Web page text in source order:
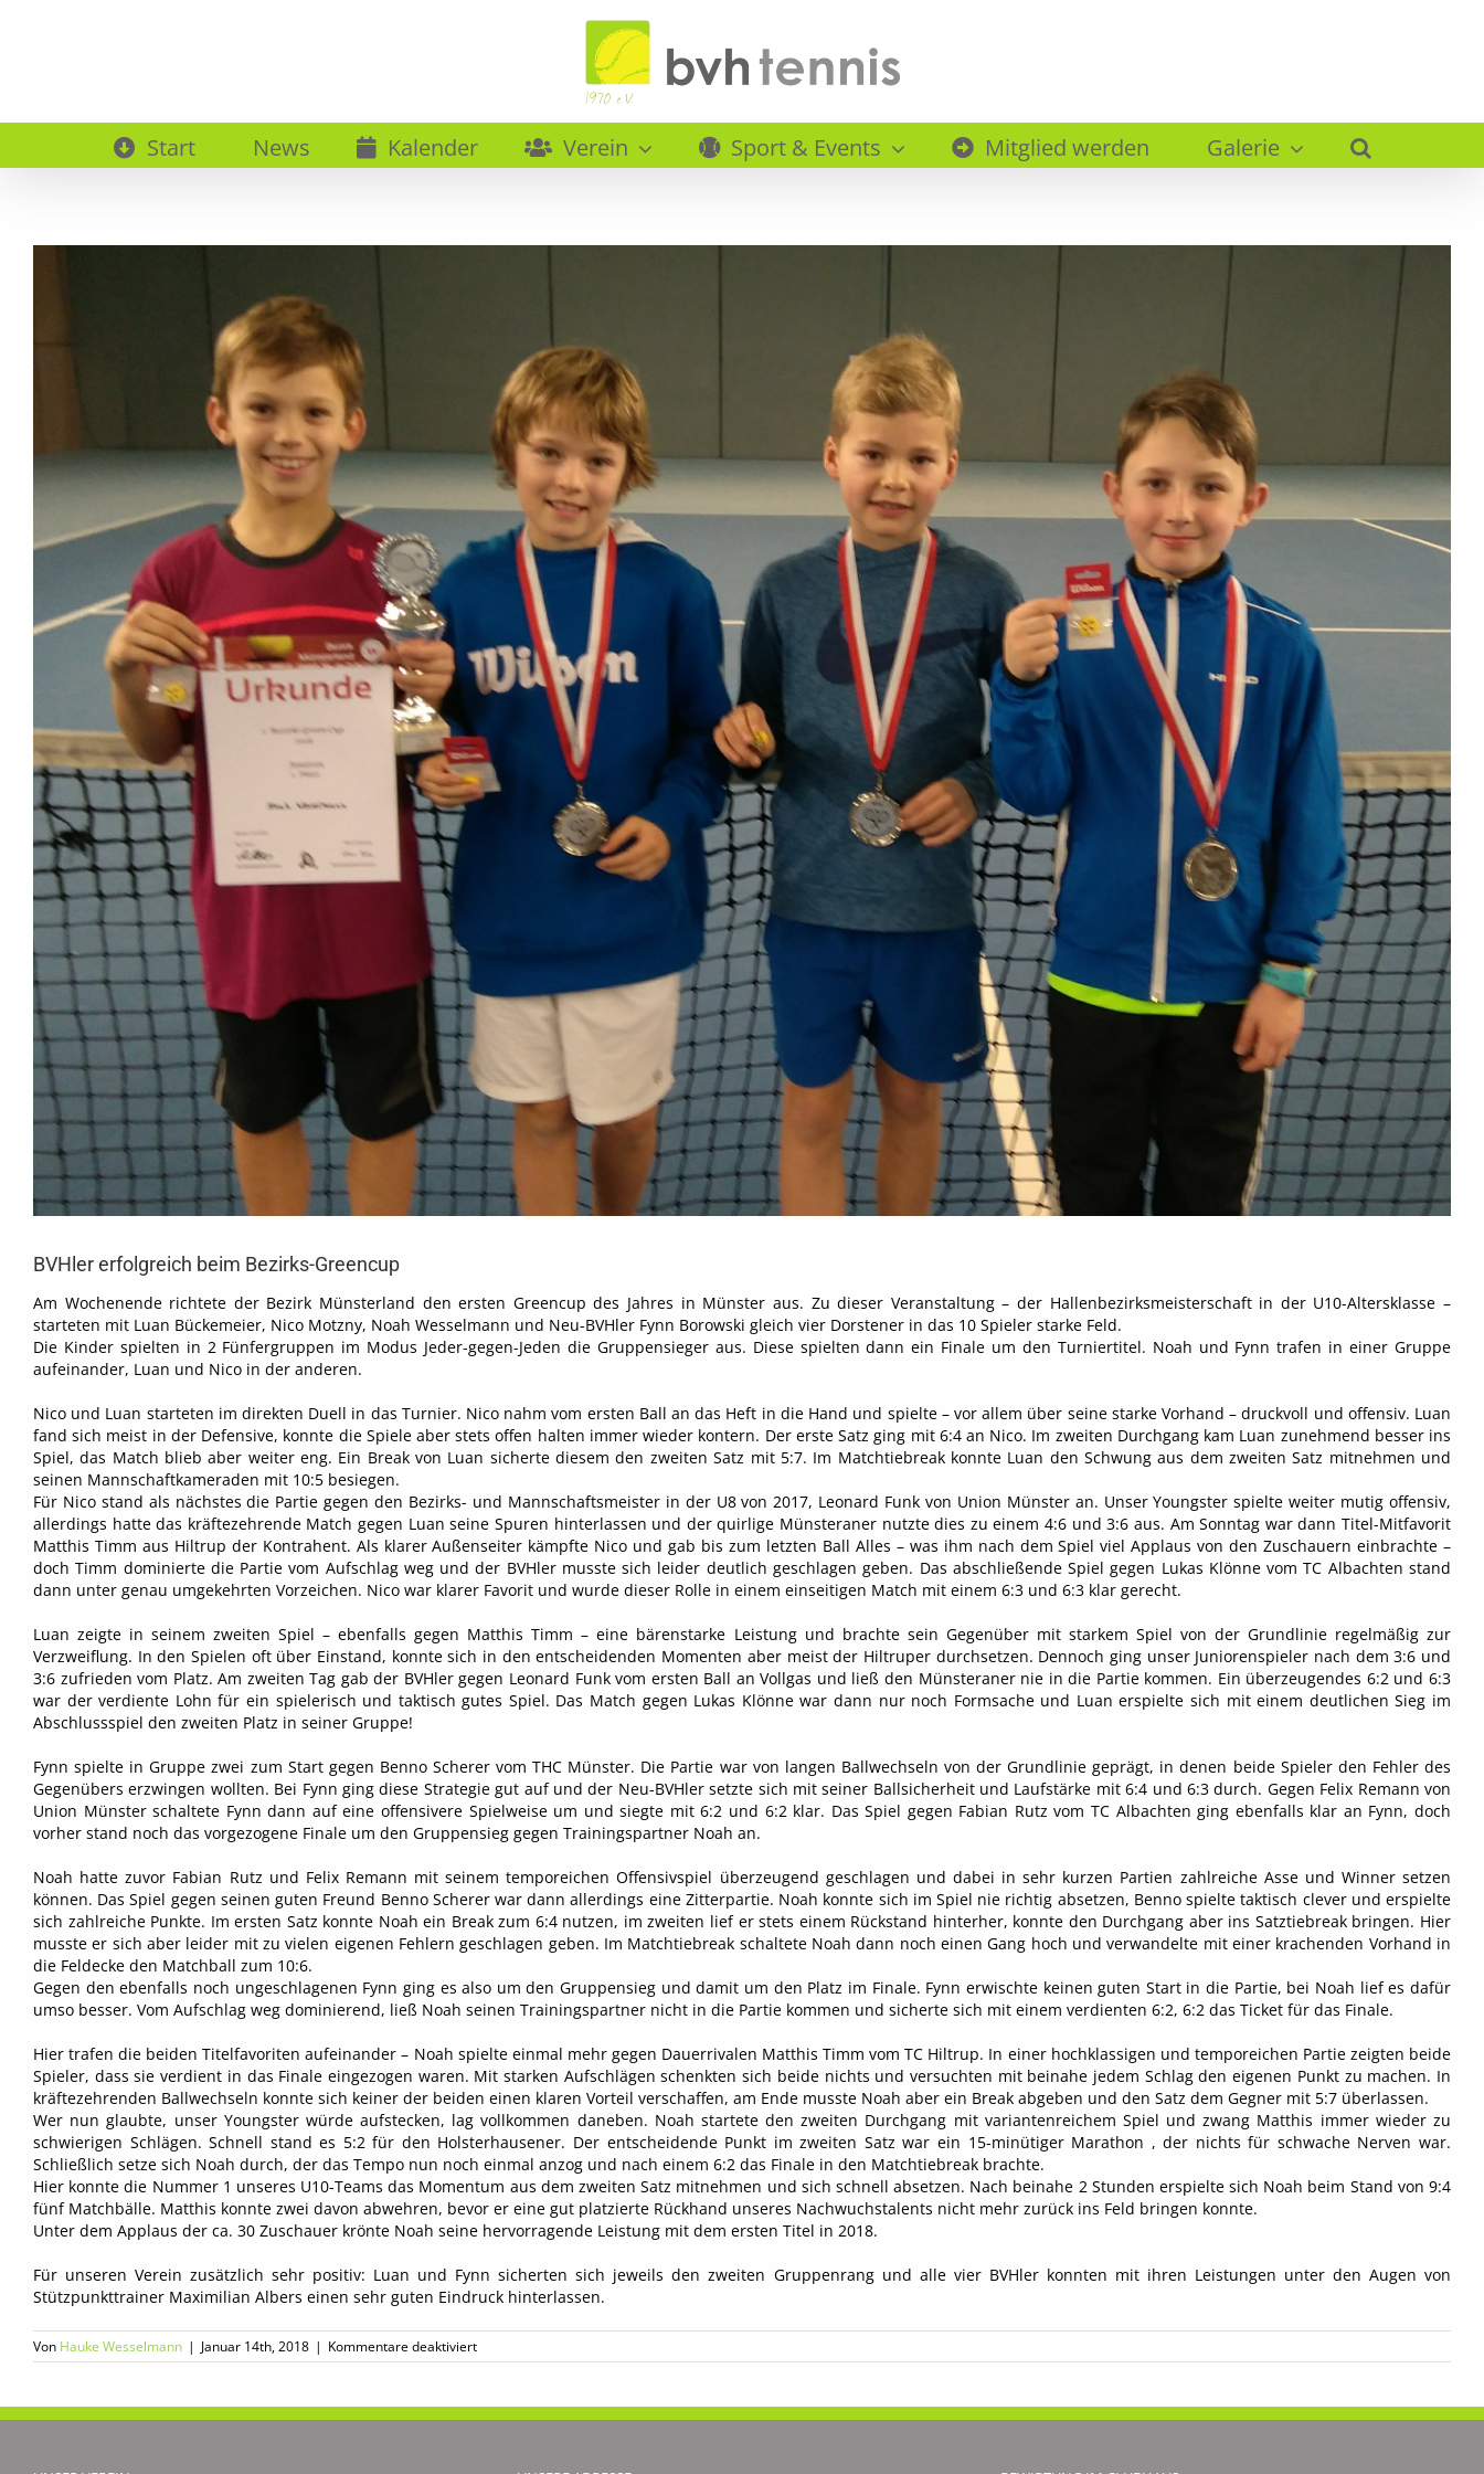
Start News Kalender Verein Sport & Events Mitglied werden Galerie
BVHler erfolgreich beim Bezirks-Greencup
Am Wochenende richtete der Bezirk Münsterland den ersten Greencup des Jahres in Münster aus. Zu dieser Veranstaltung – der Hallenbezirksmeisterschaft in der U10-Altersklasse –
starteten mit Luan Bückemeier, Nico Motzny, Noah Wesselmann und Neu-BVHler Fynn Borowski gleich vier Dorstener in das 10 Spieler starke Feld.
Die Kinder spielten in 2 Fünfergruppen im Modus Jeder-gegen-Jeden die Gruppensieger aus. Diese spielten dann ein Finale um den Turniertitel. Noah und Fynn trafen in einer Gruppe
aufeinander, Luan und Nico in der anderen.
Nico und Luan starteten im direkten Duell in das Turnier. Nico nahm vom ersten Ball an das Heft in die Hand und spielte – vor allem über seine starke Vorhand – druckvoll und offensiv. Luan
fand sich meist in der Defensive, konnte die Spiele aber stets offen halten immer wieder kontern. Der erste Satz ging mit 6:4 an Nico. Im zweiten Durchgang kam Luan zunehmend besser ins
Spiel, das Match blieb aber weiter eng. Ein Break von Luan sicherte diesem den zweiten Satz mit 5:7. Im Matchtiebreak konnte Luan den Schwung aus dem zweiten Satz mitnehmen und
seinen Mannschaftkameraden mit 10:5 besiegen.
Für Nico stand als nächstes die Partie gegen den Bezirks- und Mannschaftsmeister in der U8 von 2017, Leonard Funk von Union Münster an. Unser Youngster spielte weiter mutig offensiv,
allerdings hatte das kräftezehrende Match gegen Luan seine Spuren hinterlassen und der quirlige Münsteraner nutzte dies zu einem 4:6 und 3:6 aus. Am Sonntag war dann Titel-Mitfavorit
Matthis Timm aus Hiltrup der Kontrahent. Als klarer Außenseiter kämpfte Nico und gab bis zum letzten Ball Alles – was ihm nach dem Spiel viel Applaus von den Zuschauern einbrachte –
doch Timm dominierte die Partie vom Aufschlag weg und der BVHler musste sich leider deutlich geschlagen geben. Das abschließende Spiel gegen Lukas Klönne vom TC Albachten stand
dann unter genau umgekehrten Vorzeichen. Nico war klarer Favorit und wurde dieser Rolle in einem einseitigen Match mit einem 6:3 und 6:3 klar gerecht.
Luan zeigte in seinem zweiten Spiel – ebenfalls gegen Matthis Timm – eine bärenstarke Leistung und brachte sein Gegenüber mit starkem Spiel von der Grundlinie regelmäßig zur
Verzweiflung. In den Spielen oft über Einstand, konnte sich in den entscheidenden Momenten aber meist der Hiltruper durchsetzen. Dennoch ging unser Juniorenspieler nach dem 3:6 und
3:6 zufrieden vom Platz. Am zweiten Tag gab der BVHler gegen Leonard Funk vom ersten Ball an Vollgas und ließ den Münsteraner nie in die Partie kommen. Ein überzeugendes 6:2 und 6:3
war der verdiente Lohn für ein spielerisch und taktisch gutes Spiel. Das Match gegen Lukas Klönne war dann nur noch Formsache und Luan erspielte sich mit einem deutlichen Sieg im
Abschlussspiel den zweiten Platz in seiner Gruppe!
Fynn spielte in Gruppe zwei zum Start gegen Benno Scherer vom THC Münster. Die Partie war von langen Ballwechseln von der Grundlinie geprägt, in denen beide Spieler den Fehler des
Gegenübers erzwingen wollten. Bei Fynn ging diese Strategie gut auf und der Neu-BVHler setzte sich mit seiner Ballsicherheit und Laufstärke mit 6:4 und 6:3 durch. Gegen Felix Remann von
Union Münster schaltete Fynn dann auf eine offensivere Spielweise um und siegte mit 6:2 und 6:2 klar. Das Spiel gegen Fabian Rutz vom TC Albachten ging ebenfalls klar an Fynn, doch
vorher stand noch das vorgezogene Finale um den Gruppensieg gegen Trainingspartner Noah an.
Noah hatte zuvor Fabian Rutz und Felix Remann mit seinem temporeichen Offensivspiel überzeugend geschlagen und dabei in sehr kurzen Partien zahlreiche Asse und Winner setzen
können. Das Spiel gegen seinen guten Freund Benno Scherer war dann allerdings eine Zitterpartie. Noah konnte sich im Spiel nie richtig absetzen, Benno spielte taktisch clever und erspielte
sich zahlreiche Punkte. Im ersten Satz konnte Noah ein Break zum 6:4 nutzen, im zweiten lief er stets einem Rückstand hinterher, konnte den Durchgang aber ins Satztiebreak bringen. Hier
musste er sich aber leider mit zu vielen eigenen Fehlern geschlagen geben. Im Matchtiebreak schaltete Noah dann noch einen Gang hoch und verwandelte mit einer krachenden Vorhand in
die Feldecke den Matchball zum 10:6.
Gegen den ebenfalls noch ungeschlagenen Fynn ging es also um den Gruppensieg und damit um den Platz im Finale. Fynn erwischte keinen guten Start in die Partie, bei Noah lief es dafür
umso besser. Vom Aufschlag weg dominierend, ließ Noah seinen Trainingspartner nicht in die Partie kommen und sicherte sich mit einem verdienten 6:2, 6:2 das Ticket für das Finale.
Hier trafen die beiden Titelfavoriten aufeinander – Noah spielte einmal mehr gegen Dauerrivalen Matthis Timm vom TC Hiltrup. In einer hochklassigen und temporeichen Partie zeigten beide
Spieler, dass sie verdient in das Finale eingezogen waren. Mit starken Aufschlägen schenkten sich beide nichts und versuchten mit beinahe jedem Schlag den eigenen Punkt zu machen. In
kräftezehrenden Ballwechseln konnte sich keiner der beiden einen klaren Vorteil verschaffen, am Ende musste Noah aber ein Break abgeben und den Satz dem Gegner mit 5:7 überlassen.
Wer nun glaubte, unser Youngster würde aufstecken, lag vollkommen daneben. Noah startete den zweiten Durchgang mit variantenreichem Spiel und zwang Matthis immer wieder zu
schwierigen Schlägen. Schnell stand es 5:2 für den Holsterhausener. Der entscheidende Punkt im zweiten Satz war ein 15-minütiger Marathon , der nichts für schwache Nerven war.
Schließlich setze sich Noah durch, der das Tempo nun noch einmal anzog und nach einem 6:2 das Finale in den Matchtiebreak brachte.
Hier konnte die Nummer 1 unseres U10-Teams das Momentum aus dem zweiten Satz mitnehmen und sich schnell absetzen. Nach beinahe 2 Stunden erspielte sich Noah beim Stand von 9:4
fünf Matchbälle. Matthis konnte zwei davon abwehren, bevor er eine gut platzierte Rückhand unseres Nachwuchstalents nicht mehr zurück ins Feld bringen konnte.
Unter dem Applaus der ca. 30 Zuschauer krönte Noah seine hervorragende Leistung mit dem ersten Titel in 2018.
Für unseren Verein zusätzlich sehr positiv: Luan und Fynn sicherten sich jeweils den zweiten Gruppenrang und alle vier BVHler konnten mit ihren Leistungen unter den Augen von
Stützpunkttrainer Maximilian Albers einen sehr guten Eindruck hinterlassen.
Von Hauke Wesselmann | Januar 14th, 2018 | Kommentare deaktiviertfür
BVHler
Bezirks-